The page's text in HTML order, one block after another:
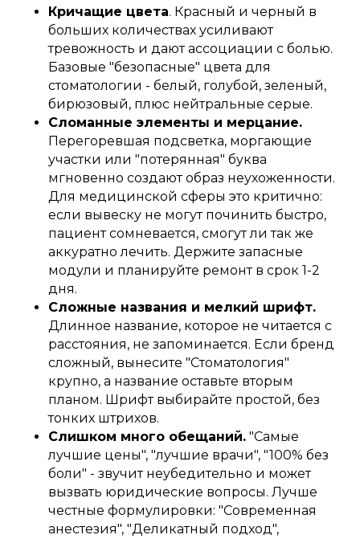
Кричащие цвета. Красный и черный в
больших количествах усиливают
тревожность и дают ассоциации с болью.
Базовые "безопасные" цвета для
стоматологии - белый, голубой, зеленый,
бирюзовый, плюс нейтральные серые.
Сломанные элементы и мерцание.
Перегоревшая подсветка, моргающие
участки или "потерянная" буква
мгновенно создают образ неухоженности.
Для медицинской сферы это критично:
если вывеску не могут починить быстро,
пациент сомневается, смогут ли так же
аккуратно лечить. Держите запасные
модули и планируйте ремонт в срок 1-2
дня.
Сложные названия и мелкий шрифт.
Длинное название, которое не читается с
расстояния, не запоминается. Если бренд
сложный, вынесите "Стоматология"
крупно, а название оставьте вторым
планом. Шрифт выбирайте простой, без
тонких штрихов.
Слишком много обещаний. "Самые
лучшие цены", "лучшие врачи", "100% без
боли" - звучит неубедительно и может
вызвать юридические вопросы. Лучше
честные формулировки: "Современная
анестезия", "Деликатный подход",